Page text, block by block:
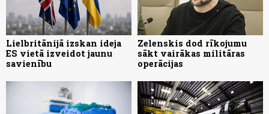
Lielbritānijā izskan ideja
ES vietā izveidot jaunu
savienību
Zelenskis dod rīkojumu
sākt vairākas militāras
operācijas